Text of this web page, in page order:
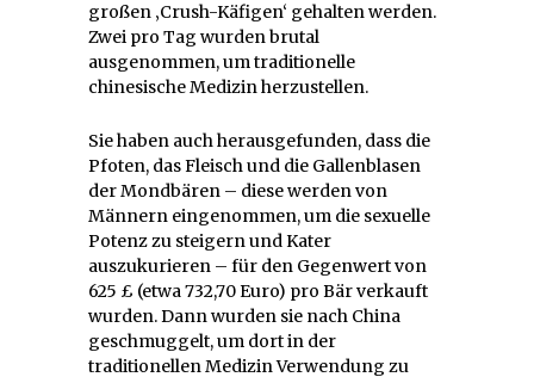
großen ‚Crush-Käfigen‘ gehalten werden.
Zwei pro Tag wurden brutal
ausgenommen, um traditionelle
chinesische Medizin herzustellen.
Sie haben auch herausgefunden, dass die
Pfoten, das Fleisch und die Gallenblasen
der Mondbären – diese werden von
Männern eingenommen, um die sexuelle
Potenz zu steigern und Kater
auszukurieren – für den Gegenwert von
625 £ (etwa 732,70 Euro) pro Bär verkauft
wurden. Dann wurden sie nach China
geschmuggelt, um dort in der
traditionellen Medizin Verwendung zu